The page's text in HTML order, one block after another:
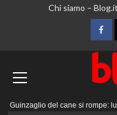
Chi siamo – Blog.it
Guinzaglio del cane si rompe: